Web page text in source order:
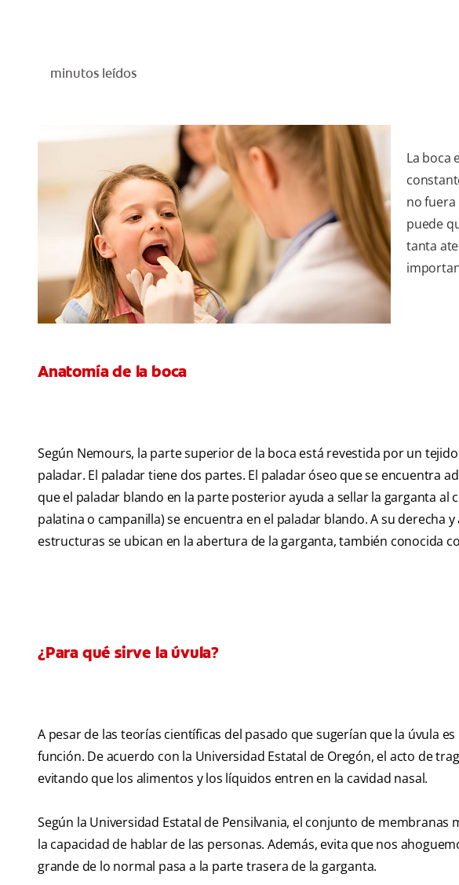
minutos leídos
La boca
no
puede
tanta
Anatomía de la boca
Según Nemours, la parte superior de la boca está revestida por un
paladar. El paladar tiene dos partes. El paladar óseo que se encuentra
que el paladar blando en la parte posterior ayuda a sellar la garganta al
palatina o campanilla) se encuentra en el paladar blando. A su derecha
estructuras se ubican en la abertura de la garganta, también conocida
¿Para qué sirve la úvula?
A pesar de las teorías científicas del pasado que sugerían que la úvula
función. De acuerdo con la Universidad Estatal de Oregón, el acto de
evitando que los alimentos y los líquidos entren en la cavidad nasal.
Según la Universidad Estatal de Pensilvania, el conjunto de
la capacidad de hablar de las personas. Además, evita que nos
grande de lo normal pasa a la parte trasera de la garganta.